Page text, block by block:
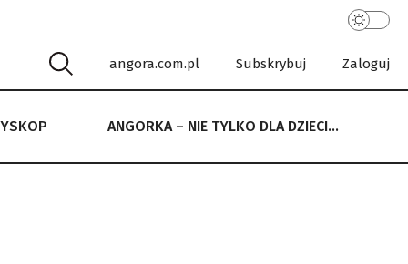
angora.com.pl Subskrybuj Zaloguj
ANGORKA – NIE TYLKO DLA DZIECI…
NIE TYLKO DLA DZIECI…